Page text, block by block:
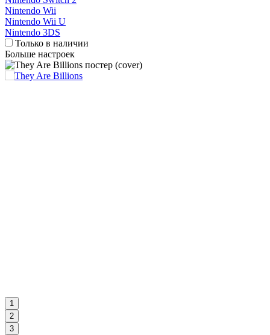
Nintendo Wii
Nintendo Wii U
Nintendo 3DS
Только в наличии
Больше настроек
1
2
3